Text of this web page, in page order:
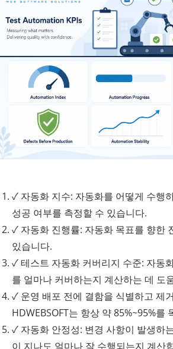
✓ 자동화 지수: 자동화를 어떻게 수행
성공 여부를 측정할 수 있습니다.
✓ 자동화 진행률: 자동화 목표를 향한
있습니다.
✓테스트 자동화 커버리지 수준: 자동
를 얼마나 커버하는지 계산하는 데 도
✓ 운영 배포 전에 결함을 식별하고 제
HDWEBSOFT는 항상 약 85%~95%를
✓ 자동화 안정성: 변경 사항이 발생하
이 지나도 얼마나 잘 수행되는지 계산